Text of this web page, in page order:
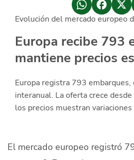
AvoMagazine
AvoEvents
Iniciar Sesión
Evolución del mercado europeo
Europa recibe 793
mantiene precios
Europa registra 793 embarques,
interanual. La oferta crece
los precios muestran variaciones
El mercado europeo registró